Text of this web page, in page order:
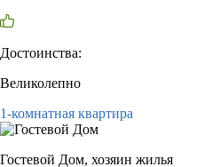
Достоинства:
Великолепно
1-комнатная квартира
Гостевой Дом, хозяин жилья